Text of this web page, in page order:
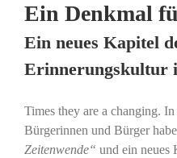
Ein Denkmal
Ein neues Kapitel
Erinnerungskultur
Times they are a changing.
Bürgerinnen und Bürger
Zeitenwende“ und ein neues